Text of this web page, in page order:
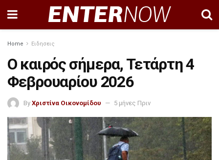
Home Ειδησεις
Ο καιρός σήμερα, Τετάρτη 4
Φεβρουαρίου 2026
By Χριστίνα Οικονομίδου 5 μήνες Πριν